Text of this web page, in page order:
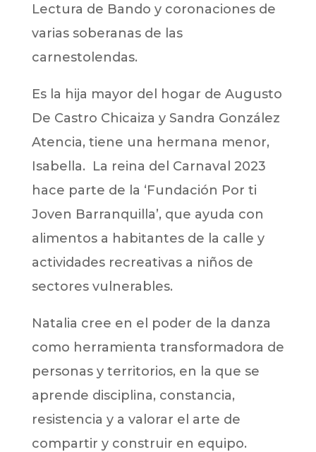
Lectura de Bando y coronaciones de
varias soberanas de las
carnestolendas.
Es la hija mayor del hogar de Augusto
De Castro Chicaiza y Sandra González
Atencia, tiene una hermana menor,
Isabella. La reina del Carnaval 2023
hace parte de la ‘Fundación Por ti
Joven Barranquilla’, que ayuda con
alimentos a habitantes de la calle y
actividades recreativas a niños de
sectores vulnerables.
Natalia cree en el poder de la danza
como herramienta transformadora de
personas y territorios, en la que se
aprende disciplina, constancia,
resistencia y a valorar el arte de
compartir y construir en equipo.